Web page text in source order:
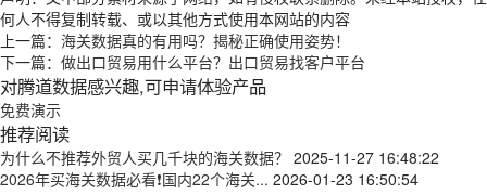
何人不得复制转载、或以其他方式使用本网站的内容
上一篇： 海关数据真的有用吗？揭秘正确使用姿势！
下一篇： 做出口贸易用什么平台？出口贸易找客户平台
对腾道数据感兴趣,可申请体验产品
免费演示
推荐阅读
为什么不推荐外贸人买几千块的海关数据？ 2025-11-27 16:48:22
2026年买海关数据必看❗国内22个海关... 2026-01-23 16:50:54